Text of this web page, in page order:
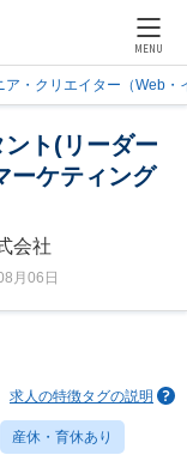
MENU
ア・クリエイター（Web・
ト(リーダー
ーケティング
会社
月06日
求人の特徴タグの説明
産休・育休あり